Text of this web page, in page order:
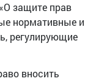
защите прав
нормативные и
регулирующие
вносить